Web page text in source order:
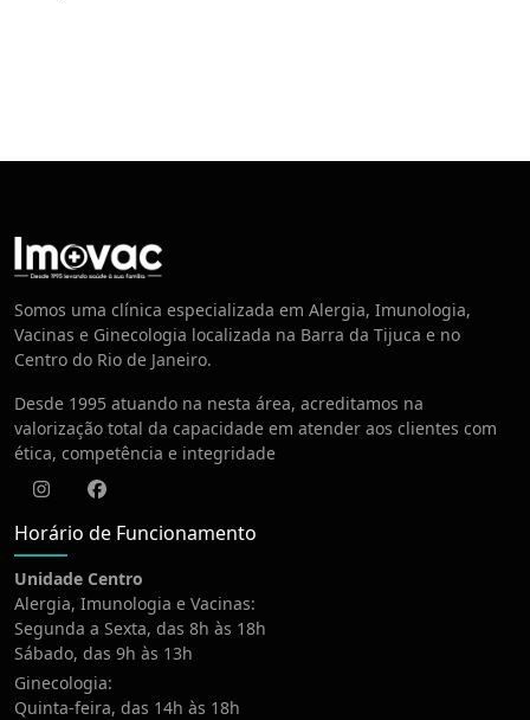
Centro de Vacinação
Somos uma clínica especializada em Alergia, Imunologia,
Vacinas e Ginecologia localizada na Barra da Tijuca e no
Centro do Rio de Janeiro.
Desde 1995 atuando na nesta área, acreditamos na
valorização total da capacidade em atender aos clientes com
ética, competência e integridade
InstagramFacebook
Horário de Funcionamento
Unidade Centro
Alergia, Imunologia e Vacinas:
Segunda a Sexta, das 8h às 18h
Sábado, das 9h às 13h
Ginecologia:
Quinta-feira, das 14h às 18h